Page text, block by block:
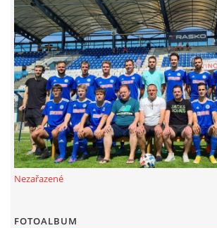
MLADŠÍ ŽÁCI
MLADŠÍ ŽÁCI "B"
STARŠÍ PŘÍPRAVKA R 2012 + 2013
MLADŠÍ PŘÍPRAVKA R2014-2015
Nezařazené
FOTOALBUM